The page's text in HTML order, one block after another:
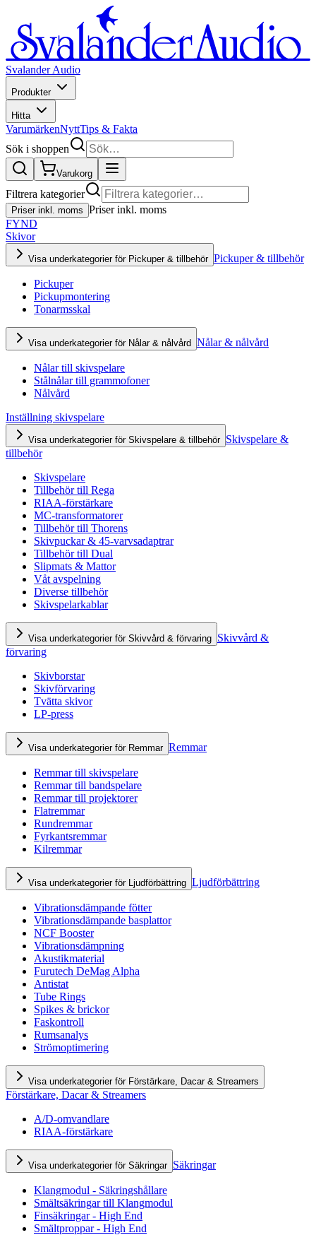
Svalander Audio
Produkter
Hitta
VarumärkenNyttTips & Fakta
Sök i shoppen
Varukorg
Filtrera kategorier
Priser inkl. moms Priser inkl. moms
FYND
Skivor
Visa underkategorier för Pickuper & tillbehör Pickuper & tillbehör
Pickuper
Pickupmontering
Tonarmsskal
Visa underkategorier för Nålar & nålvård Nålar & nålvård
Nålar till skivspelare
Stålnålar till grammofoner
Nålvård
Inställning skivspelare
Visa underkategorier för Skivspelare & tillbehör Skivspelare &
tillbehör
Skivspelare
Tillbehör till Rega
RIAA-förstärkare
MC-transformatorer
Tillbehör till Thorens
Skivpuckar & 45-varvsadaptrar
Tillbehör till Dual
Slipmats & Mattor
Våt avspelning
Diverse tillbehör
Skivspelarkablar
Visa underkategorier för Skivvård & förvaring Skivvård &
förvaring
Skivborstar
Skivförvaring
Tvätta skivor
LP-press
Visa underkategorier för Remmar Remmar
Remmar till skivspelare
Remmar till bandspelare
Remmar till projektorer
Flatremmar
Rundremmar
Fyrkantsremmar
Kilremmar
Visa underkategorier för Ljudförbättring Ljudförbättring
Vibrationsdämpande fötter
Vibrationsdämpande basplattor
NCF Booster
Vibrationsdämpning
Akustikmaterial
Furutech DeMag Alpha
Antistat
Tube Rings
Spikes & brickor
Faskontroll
Rumsanalys
Strömoptimering
Visa underkategorier för Förstärkare, Dacar & Streamers
Förstärkare, Dacar & Streamers
A/D-omvandlare
RIAA-förstärkare
Visa underkategorier för Säkringar Säkringar
Klangmodul - Säkringshållare
Smältsäkringar till Klangmodul
Finsäkringar - High End
Smältproppar - High End